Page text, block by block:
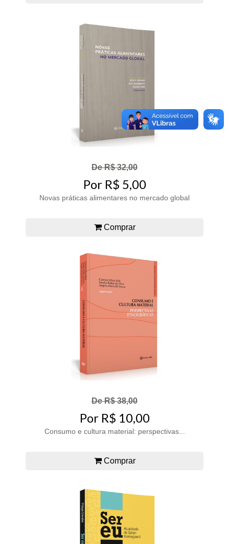
De R$ 32,00
Por R$ 5,00
Novas práticas alimentares no mercado global
Comprar
De R$ 38,00
Por R$ 10,00
Consumo e cultura material: perspectivas...
Comprar